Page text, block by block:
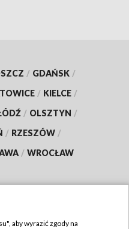
/ GDAŃSK /
/ KIELCE /
/ OLSZTYN /
/ RZESZÓW /
/ WROCŁAW
aby wyrazić zgody na